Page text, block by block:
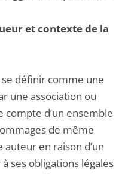
et contexte de la
définir comme une
une association ou
d’un ensemble
de même
en raison d’un
ses obligations légales